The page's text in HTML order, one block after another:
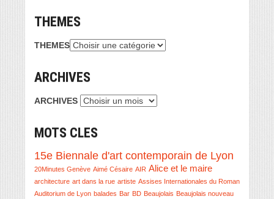
THEMES
THEMES
ARCHIVES
ARCHIVES
MOTS CLES
15e Biennale d'art contemporain de Lyon
20Minutes Genève Aimé Césaire AIR Alice et le maire
architecture art dans la rue artiste Assises Internationales du Roman
Auditorium de Lyon balades Bar BD Beaujolais Beaujolais nouveau